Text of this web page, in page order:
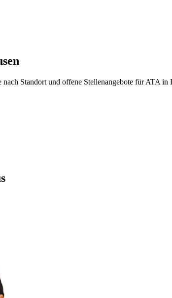
Standort und offene Stellenangebote für ATA in